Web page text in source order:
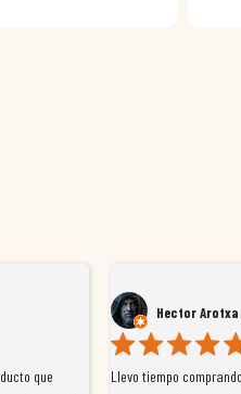
que
Hector Arotxa
Llevo tiempo